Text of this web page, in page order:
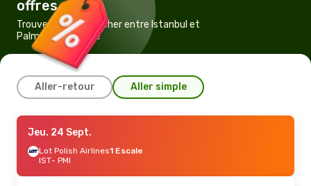
offres
Trouvez un vol pas cher entre Istanbul et
Palma de Majorque
Aller-retour Aller simple
Jeu. 17 Sept.- Mer. 23 Sept.
Lot Polish Airlines1 Escale
IST- PMI
PMI- IST
Jeu. 24 Sept.
Lot Polish Airlines1 Escale
IST- PMI